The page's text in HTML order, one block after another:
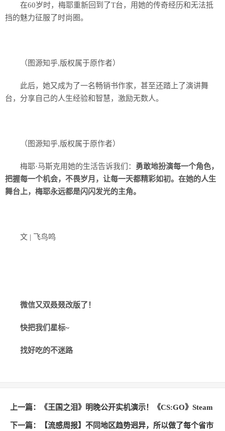
在60岁时，梅耶重新回到了T台，用她的传奇经历和无法抵
挡的魅力征服了时尚圈。
（图源知乎,版权属于原作者）
此后，她又成为了一名畅销书作家，甚至还踏上了演讲舞
台，分享自己的人生经验和智慧，激励无数人。
（图源知乎,版权属于原作者）
梅耶·马斯克用她的生活告诉我们： 勇敢地扮演每一个角色，
把握每一个机会，不畏岁月，让每一天都精彩如初。在她的人生
舞台上，梅耶永远都是闪闪发光的主角。
文 | 飞鸟鸣
微信又双叒叕改版了！
快把我们星标~
找好吃的不迷路
上一篇： 《王国之泪》明晚公开实机演示！《CS:GO》Steam
在线峰值新高
下一篇： 【流感周报】不同地区趋势迥异，所以做了每个省市